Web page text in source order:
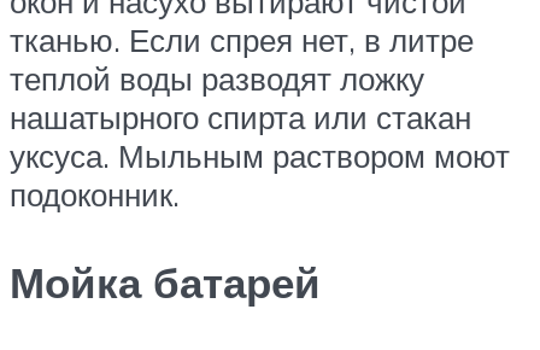
тканью. Если спрея нет, в литре
теплой воды разводят ложку
нашатырного спирта или стакан
уксуса. Мыльным раствором моют
подоконник.
Мойка батарей